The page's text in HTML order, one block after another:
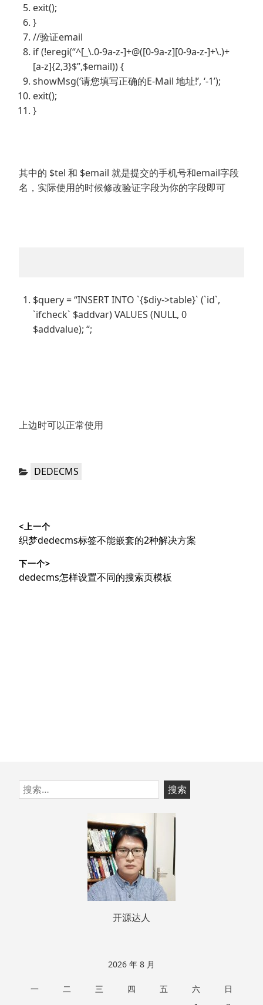
exit();
}
//验证email
if (!eregi(“^[_\.0-9a-z-]+@([0-9a-z][0-9a-z-]+\.)+
[a-z]{2,3}$”,$email)) {
showMsg(‘请您填写正确的E-Mail 地址!’, ‘-1’);
exit();
}
其中的 $tel 和 $email 就是提交的手机号和email字段
名，实际使用的时候修改验证字段为你的字段即可
$query = “INSERT INTO `{$diy->table}` (`id`,
`ifcheck` $addvar) VALUES (NULL, 0
$addvalue); “;
上边时可以正常使用
分
DEDECMS
章
导
航
<上一个
上
文
章：
织梦dedecms标签不能嵌套的2种解决方案
下一个>
下
dedecms怎样设置不同的搜索页模板
跳
至
搜
索：
开源达人
2026 年 8 月
一 二 三 四 五 六
日